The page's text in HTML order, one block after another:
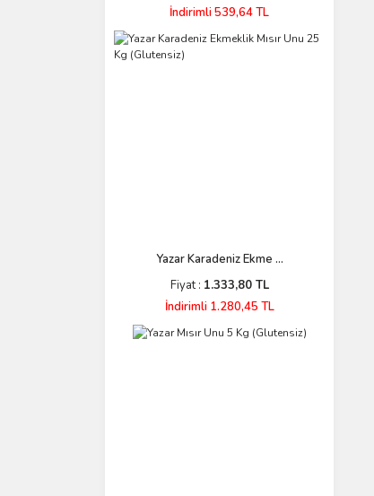
İndirimli 539,64 TL
Yazar Karadeniz Ekme ...
Fiyat : 1.333,80 TL
İndirimli 1.280,45 TL